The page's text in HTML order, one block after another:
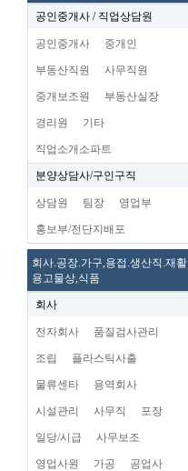
공인중개사 / 직업상담원
공인중개사 중개인
부동산직원 사무직원
중개보조원 부동산실장
경리원 기타
직업소개소파트
분양상담사/구인구직
상담원 팀장 영업부
홍보부/전단지배포
회사.공장.가구,용접.생산직.재활
용고물상,식품
회사
전자회사 품질검사관리
조립 플라스틱사출
물류센타 용역회사
시설관리 사무직 포장
일당/시급 사무보조
영업사원 가공 공업사